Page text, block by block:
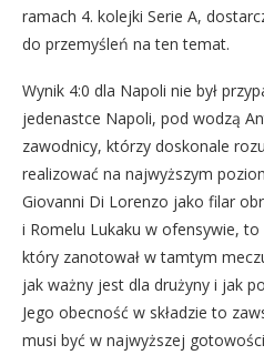
ramach 4. kolejki Serie A,
do przemyśleń na ten temat.
Wynik 4:0 dla Napoli nie był
jedenastce Napoli, pod wodzą
zawodnicy, którzy doskonale
realizować na najwyższym
Giovanni Di Lorenzo jako filar
i Romelu Lukaku w ofensywie,
który zanotował w tamtym
jak ważny jest dla drużyny i jak
Jego obecność w składzie to
musi być w najwyższej